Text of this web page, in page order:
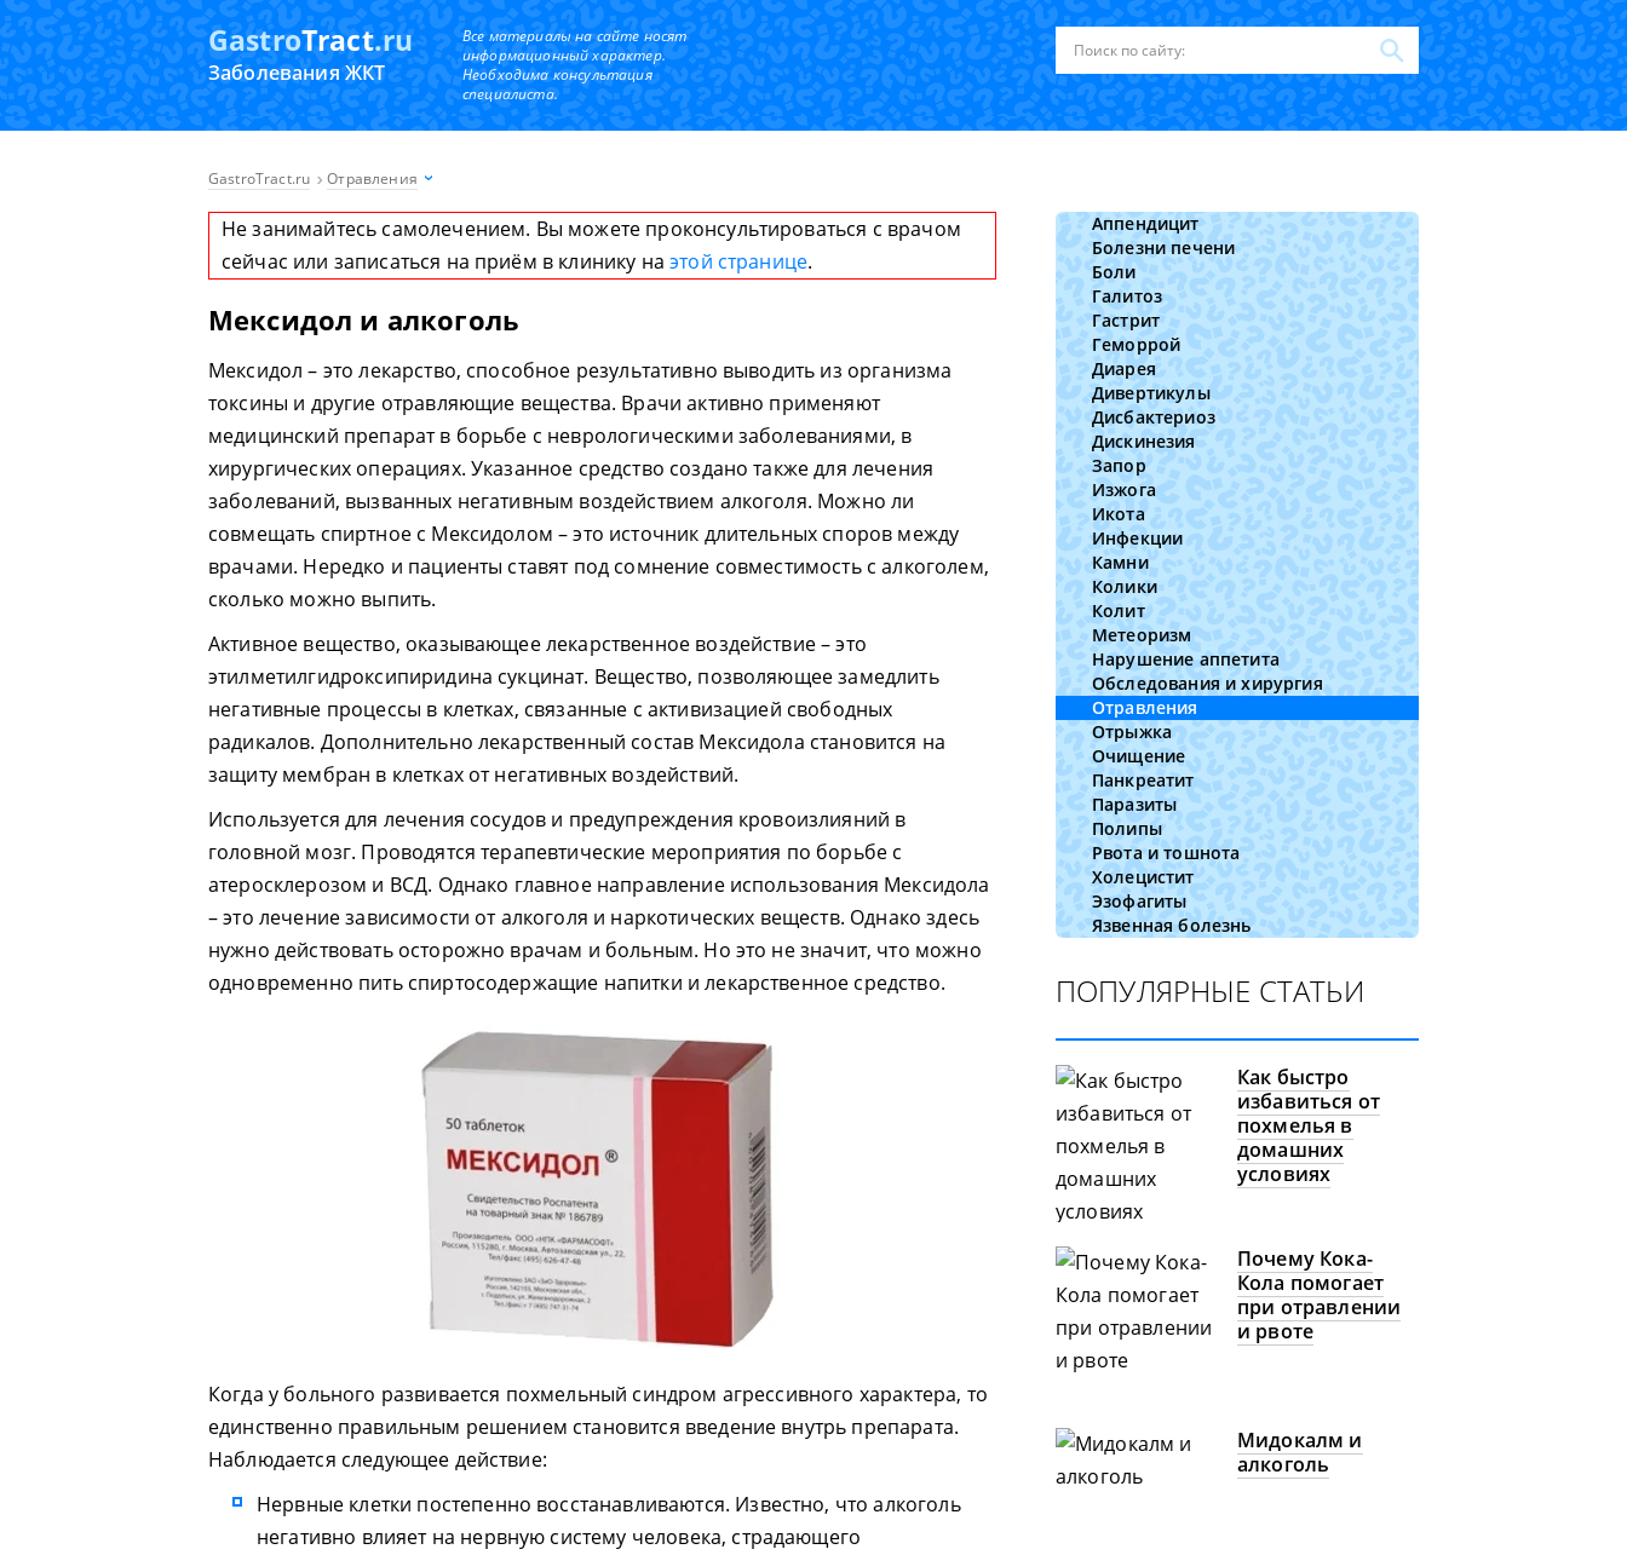
GastroTract.ru
Заболевания ЖКТ
Все материалы на сайте носят
информационный характер.
Необходима консультация
специалиста.
GastroTract.ru Отравления
Не занимайтесь самолечением. Вы можете проконсультироваться с врачом
сейчас или записаться на приём в клинику наэтой странице.
Мексидол и алкоголь
Мексидол – это лекарство, способное результативно выводить из организма
токсины и другие отравляющие вещества. Врачи активно применяют
медицинский препарат в борьбе с неврологическими заболеваниями, в
хирургических операциях. Указанное средство создано также для лечения
заболеваний, вызванных негативным воздействием алкоголя. Можно ли
совмещать спиртное с Мексидолом – это источник длительных споров между
врачами. Нередко и пациенты ставят под сомнение совместимость с алкоголем,
сколько можно выпить.
Активное вещество, оказывающее лекарственное воздействие – это
этилметилгидроксипиридина сукцинат. Вещество, позволяющее замедлить
негативные процессы в клетках, связанные с активизацией свободных
радикалов. Дополнительно лекарственный состав Мексидола становится на
защиту мембран в клетках от негативных воздействий.
Используется для лечения сосудов и предупреждения кровоизлияний в
головной мозг. Проводятся терапевтические мероприятия по борьбе с
атеросклерозом и ВСД. Однако главное направление использования Мексидола
– это лечение зависимости от алкоголя и наркотических веществ. Однако здесь
нужно действовать осторожно врачам и больным. Но это не значит, что можно
одновременно пить спиртосодержащие напитки и лекарственное средство.
Когда у больного развивается похмельный синдром агрессивного характера, то
единственно правильным решением становится введение внутрь препарата.
Наблюдается следующее действие:
Нервные клетки постепенно восстанавливаются. Известно, что алкоголь
негативно влияет на нервную систему человека, страдающего
Аппендицит
Болезни печени
Боли
Галитоз
Гастрит
Геморрой
Диарея
Дивертикулы
Дисбактериоз
Дискинезия
Запор
Изжога
Икота
Инфекции
Камни
Колики
Колит
Метеоризм
Нарушение аппетита
Обследования и хирургия
Отравления
Отрыжка
Очищение
Панкреатит
Паразиты
Полипы
Рвота и тошнота
Холецистит
Эзофагиты
Язвенная болезнь
ПОПУЛЯРНЫЕ СТАТЬИ
Как быстро
избавиться от
похмелья в
домашних
условиях
Почему Кока-
Кола помогает
при отравлении
и рвоте
Мидокалм и
алкоголь